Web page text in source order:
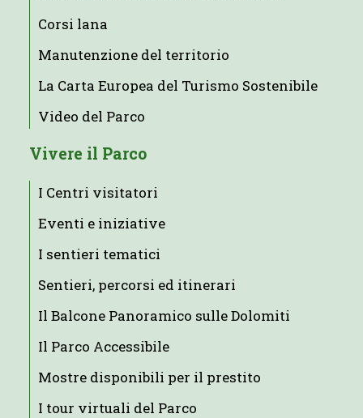
Corsi lana
Manutenzione del territorio
La Carta Europea del Turismo Sostenibile
Video del Parco
Vivere il Parco
I Centri visitatori
Eventi e iniziative
I sentieri tematici
Sentieri, percorsi ed itinerari
Il Balcone Panoramico sulle Dolomiti
Il Parco Accessibile
Mostre disponibili per il prestito
I tour virtuali del Parco